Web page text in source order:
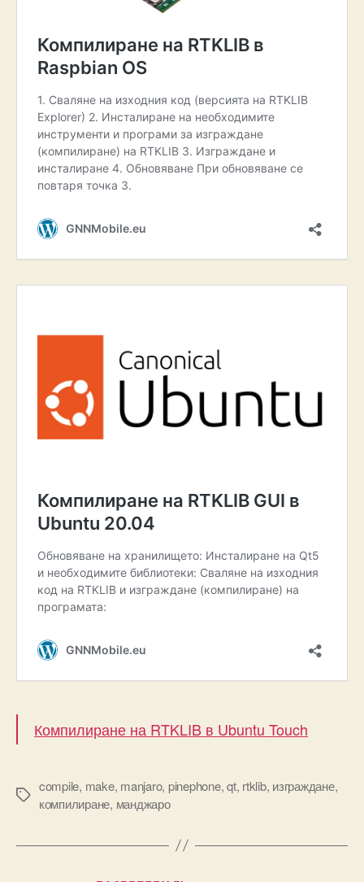
Компилиране на RTKLIB в Ubuntu Touch
Tags
compile, make, manjaro, pinephone,qt, rtklib, изграждане,
компилиране, манджаро